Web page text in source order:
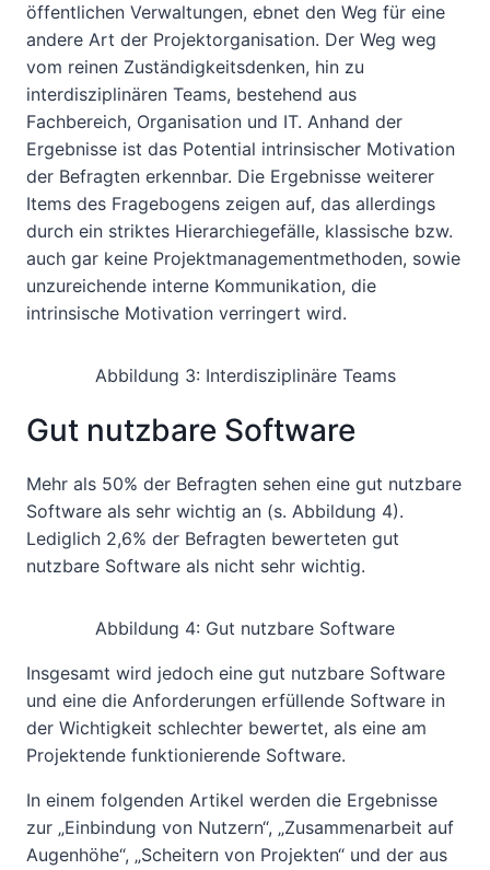
öffentlichen Verwaltungen, ebnet den Weg für eine
andere Art der Projektorganisation. Der Weg weg
vom reinen Zuständigkeitsdenken, hin zu
interdisziplinären Teams, bestehend aus
Fachbereich, Organisation und IT. Anhand der
Ergebnisse ist das Potential intrinsischer Motivation
der Befragten erkennbar. Die Ergebnisse weiterer
Items des Fragebogens zeigen auf, das allerdings
durch ein striktes Hierarchiegefälle, klassische bzw.
auch gar keine Projektmanagementmethoden, sowie
unzureichende interne Kommunikation, die
intrinsische Motivation verringert wird.
Abbildung 3: Interdisziplinäre Teams
Gut nutzbare Software
Mehr als 50% der Befragten sehen eine gut nutzbare
Software als sehr wichtig an (s. Abbildung 4).
Lediglich 2,6% der Befragten bewerteten gut
nutzbare Software als nicht sehr wichtig.
Abbildung 4: Gut nutzbare Software
Insgesamt wird jedoch eine gut nutzbare Software
und eine die Anforderungen erfüllende Software in
der Wichtigkeit schlechter bewertet, als eine am
Projektende funktionierende Software.
In einem folgenden Artikel werden die Ergebnisse
zur „Einbindung von Nutzern“, „Zusammenarbeit auf
Augenhöhe“, „Scheitern von Projekten“ und der aus